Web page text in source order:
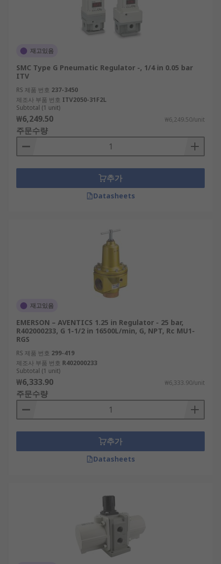
재고있음
SMC Type G Pneumatic Regulator -, 1/4 in 0.05 bar
ITV
RS 제품 번호 237-3450
제조사 부품 번호 ITV2050-31F2L
Subtotal (1 unit)
₩6,249.50 ₩6,249.50/unit
주문수량
추가
Datasheets
재고있음
EMERSON – AVENTICS 1.25 in Regulator - 25 bar,
R402000233, G 1-1/2 in 16500L/min, G, NPT, Rc MU1-
RGS
RS 제품 번호 299-419
제조사 부품 번호 R402000233
Subtotal (1 unit)
₩6,333.90 ₩6,333.90/unit
주문수량
추가
Datasheets